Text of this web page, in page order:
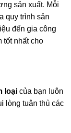
sản xuất. Mỗi
quy trình sản
đến gia công
tốt nhất cho
loại của bạn luôn
lòng tuân thủ các